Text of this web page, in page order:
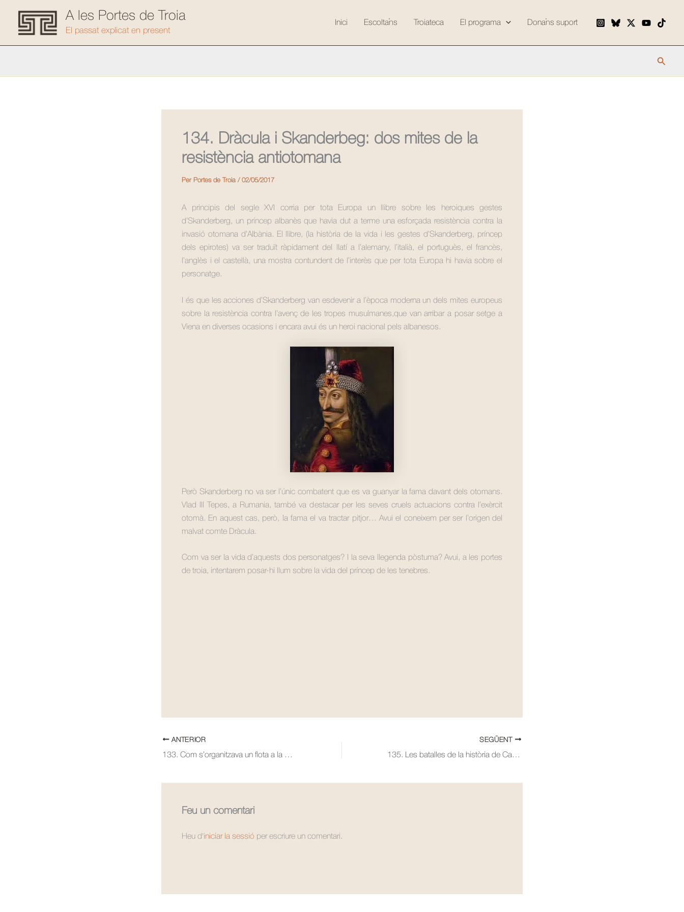
contingut
A les Portes de Troia
El passat explicat en present
Inici Escolta’ns Troiateca El programa Dona’ns suport
Cerca
134. Dràcula i Skanderbeg: dos mites de la
resistència antiotomana
Per Portes de Troia / 02/05/2017
A principis del segle XVI corria per tota Europa un llibre sobre les heroiques gestes
d’Skanderberg, un príncep albanès que havia dut a terme una esforçada resistència contra la
invasió otomana d’Albània. El llibre, (la història de la vida i les gestes d’Skanderberg, príncep
dels epirotes) va ser traduït ràpidament del llatí a l’alemany, l’italià, el portuguès, el francès,
l’anglès i el castellà, una mostra contundent de l’interès que per tota Europa hi havia sobre el
personatge.
I és que les acciones d’Skanderberg van esdevenir a l’època moderna un dels mites europeus
sobre la resistència contra l’avenç de les tropes musulmanes,que van arribar a posar setge a
Viena en diverses ocasions i encara avui és un heroi nacional pels albanesos.
Però Skanderberg no va ser l’únic combatent que es va guanyar la fama davant dels otomans.
Vlad III Tepes, a Rumania, també va destacar per les seves cruels actuacions contra l’exèrcit
otomà. En aquest cas, però, la fama el va tractar pitjor… Avui el coneixem per ser l’origen del
malvat comte Dràcula.
Com va ser la vida d’aquests dos personatges? I la seva llegenda pòstuma? Avui, a les portes
de troia, intentarem posar-hi llum sobre la vida del príncep de les tenebres.
ANTERIOR
133. Com s’organitzava un flota a la Catalunya medieval?
SEGÜENT
135. Les batalles de la història de Catalunya
Feu un comentari
Heu d'iniciar la sessió per escriure un comentari.